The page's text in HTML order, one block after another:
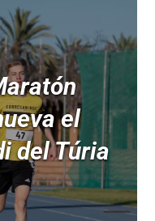
el
del Túria